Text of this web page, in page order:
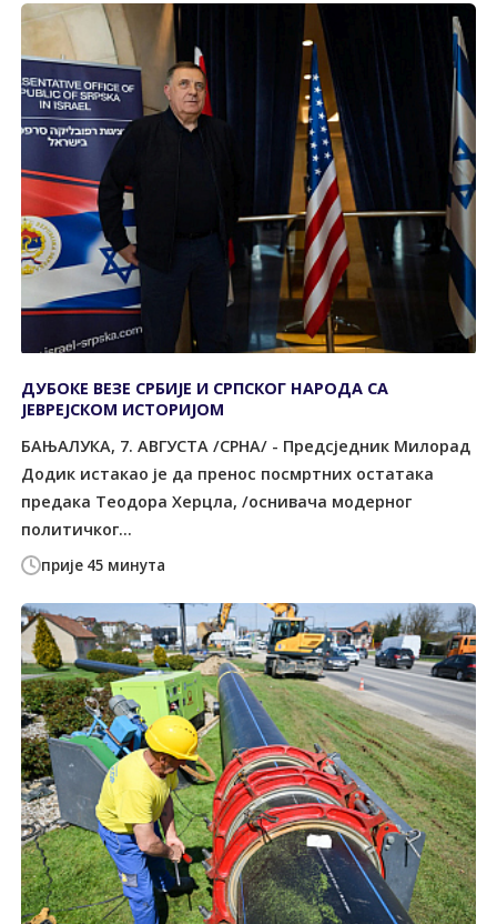
прије 45 минута
ДУБОКЕ ВЕЗЕ СРБИЈЕ И СРПСКОГ НАРОДА СА
ЈЕВРЕЈСКОМ ИСТОРИЈОМ
БАЊАЛУКА, 7. АВГУСТА /СРНА/ - Предсједник Милорад
Додик истакао је да пренос посмртних остатака
предака Теодора Херцла, /оснивача модерног
политичког...